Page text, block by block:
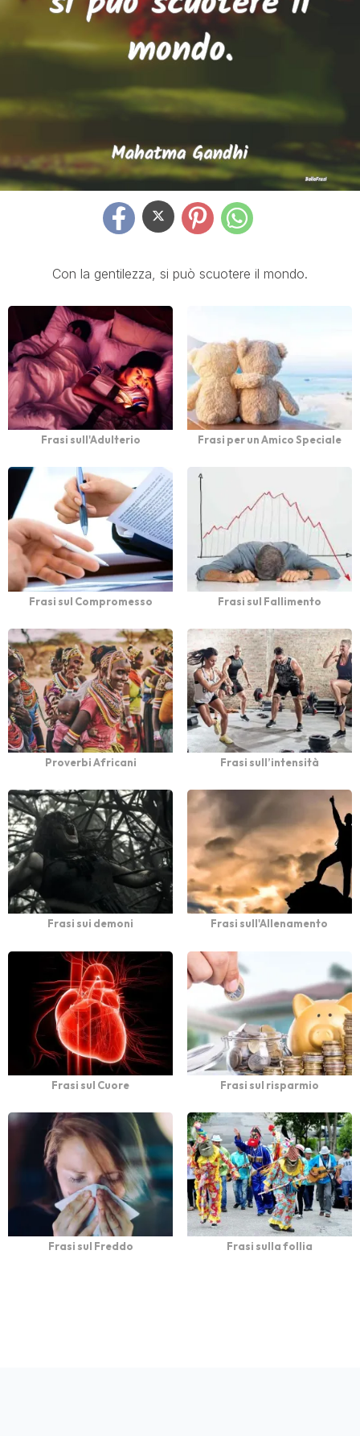
Con la gentilezza, si può scuotere il mondo.
Frasi sull'Adulterio Frasi per un Amico Speciale
Frasi sul Compromesso Frasi sul Fallimento
Proverbi Africani Frasi sull’intensità
Frasi sui demoni Frasi sull'Allenamento
Frasi sul Cuore Frasi sul risparmio
Frasi sul Freddo Frasi sulla follia